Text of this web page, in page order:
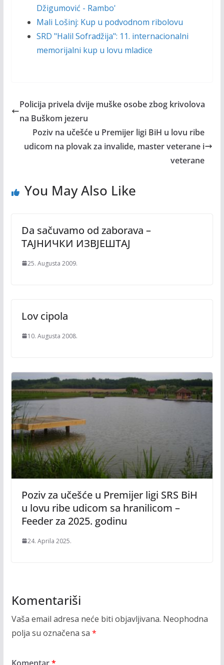
Džigumović - Rambo'
Mali Lošinj: Kup u podvodnom ribolovu
SRD "Halil Sofradžija": 11. internacionalni
memorijalni kup u lovu mladice
Policija privela dvije muške osobe zbog krivolova
na Buškom jezeru
Poziv na učešće u Premijer ligi BiH u lovu ribe
udicom na plovak za invalide, master veterane i
veterane
You May Also Like
Da sačuvamo od zaborava –
ТАЈНИЧКИ ИЗBЈЕШТАЈ
25. Augusta 2009.
Lov cipola
10. Augusta 2008.
Poziv za učešće u Premijer ligi SRS BiH
u lovu ribe udicom sa hranilicom –
Feeder za 2025. godinu
24. Aprila 2025.
Komentariši
Vaša email adresa neće biti objavljivana. Neophodna
polja su označena sa *
Komentar*